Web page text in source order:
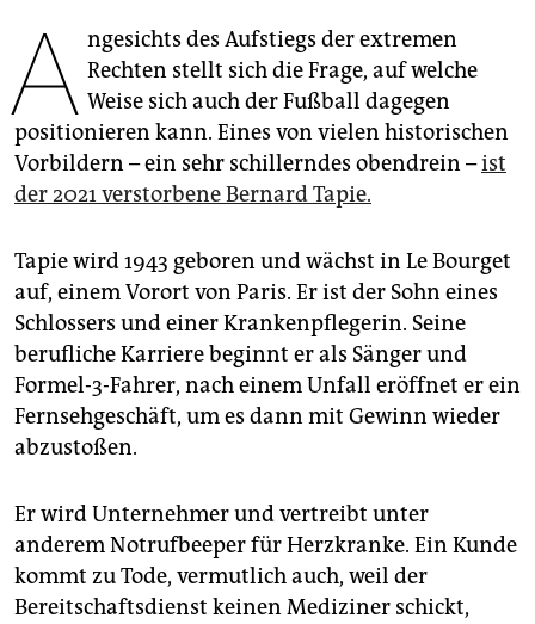
epaper login
A ngesichts des Aufstiegs der extremen
Rechten stellt sich die Frage, auf welche
Weise sich auch der Fußball dagegen
positionieren kann. Eines von vielen historischen
Vorbildern – ein sehr schillerndes obendrein –ist
der 2021 verstorbene Bernard Tapie.
Tapie wird 1943 geboren und wächst in Le Bourget
auf, einem Vorort von Paris. Er ist der Sohn eines
Schlossers und einer Krankenpflegerin. Seine
berufliche Karriere beginnt er als Sänger und
Formel-3-Fahrer, nach einem Unfall eröffnet er ein
Fernsehgeschäft, um es dann mit Gewinn wieder
abzustoßen.
Er wird Unternehmer und vertreibt unter
anderem Notrufbeeper für Herzkranke. Ein Kunde
kommt zu Tode, vermutlich auch, weil der
Bereitschaftsdienst keinen Mediziner schickt,